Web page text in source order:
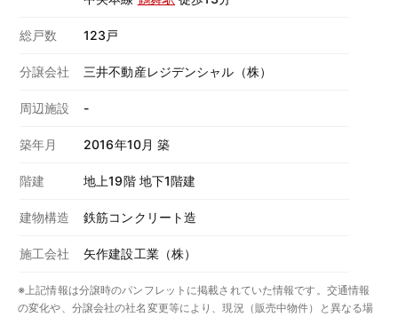
総戸数 123戸
分譲会社 三井不動産レジデンシャル（株）
周辺施設 -
築年月 2016年10月 築
階建 地上19階 地下1階建
建物構造 鉄筋コンクリート造
施工会社 矢作建設工業（株）
※上記情報は分譲時のパンフレットに掲載されていた情報です。交通情報
の変化や、分譲会社の社名変更等により、現況（販売中物件）と異なる場